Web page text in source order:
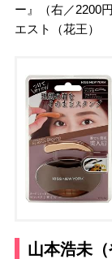
ー』（右／2200
エスト（花王）
山本浩未（